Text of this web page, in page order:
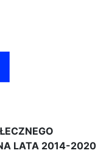
LATA 2014-2020